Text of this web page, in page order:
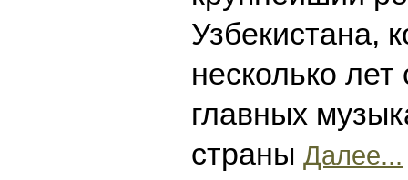
Узбекистана,
несколько
главных
страны Далее...